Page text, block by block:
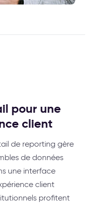
pour une
client
de reporting gère
de données
une interface
client
profitent